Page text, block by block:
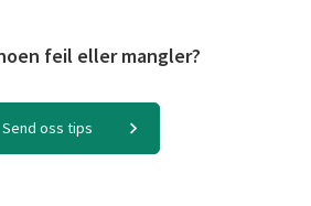
feil eller mangler?
Send oss tips